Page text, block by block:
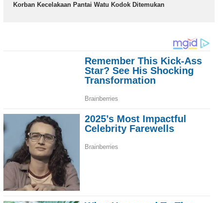
Korban Kecelakaan Pantai Watu Kodok Ditemukan